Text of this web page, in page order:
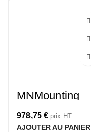
MNMounting
SRD800-12U
978,75 € prix HT
AJOUTER AU PANIER